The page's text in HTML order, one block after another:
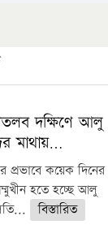
দক্ষিণে আলু
মাথায়…
প্রভাবে কয়েক দিনের
হতে হচ্ছে আলু
বিস্তারিত